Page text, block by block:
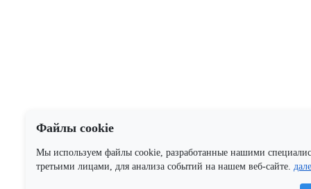
Файлы cookie
Мы используем файлы cookie, разработанные нашими
третьими лицами, для анализа событий на нашем веб-сайте.